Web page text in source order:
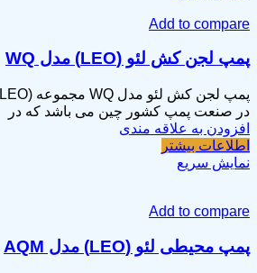
Add to compare
پمپ لجن کش لئو (LEO) مدل WQ
در صنعت پمپ کشور چین می باشد که در
افزودن به علاقه مندی
اطلاعات بیشتر
نمایش سریع
Add to compare
پمپ محیطی لئو (LEO) مدل AQM